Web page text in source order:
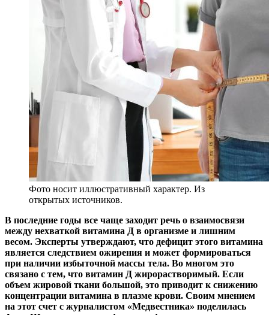
Фото носит иллюстративный характер. Из
открытых источников.
В последние годы все чаще заходит речь о взаимосвязи
между нехваткой витамина Д в организме и лишним
весом. Эксперты утверждают, что дефицит этого витамина
является следствием ожирения и может формироваться
при наличии избыточной массы тела. Во многом это
связано с тем, что витамин Д жирорастворимый. Если
объем жировой ткани большой, это приводит к снижению
концентрации витамина в плазме крови. Своим мнением
на этот счет с журналистом «Медвестника» поделилась